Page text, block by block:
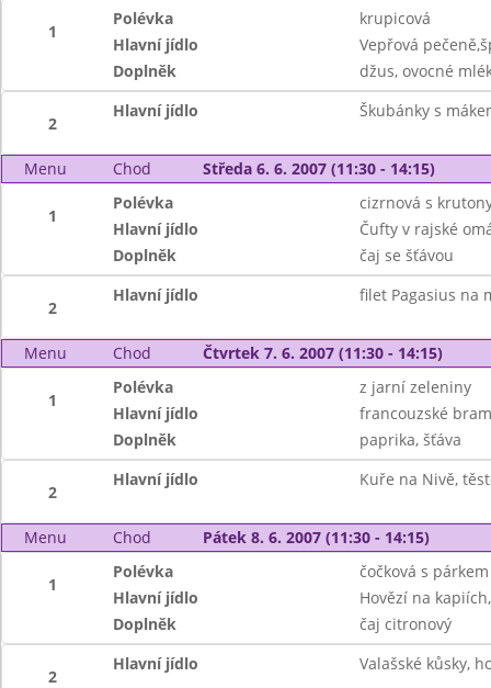
1
Polévka
krupicová
Hlavní jídlo
Vepřová
Doplněk
džus, ovocné
2
Hlavní jídlo Škubánky s
Menu Chod Středa 6. 6. 2007 (11:30 - 14:15)
1
Polévka
cizrnová s
Hlavní jídlo
Čufty v rajské
Doplněk
čaj se šťávou
2
Hlavní jídlo filet Pagasius na
Menu Chod Čtvrtek 7. 6. 2007 (11:30 - 14:15)
1
Polévka
z jarní zeleniny
Hlavní jídlo
francouzské
Doplněk
paprika, šťáva
2
Hlavní jídlo Kuře na Nivě,
Menu Chod Pátek 8. 6. 2007 (11:30 - 14:15)
1
Polévka
čočková s párkem
Hlavní jídlo
Hovězí na
Doplněk
čaj citronový
2
Hlavní jídlo Valašské kůsky,